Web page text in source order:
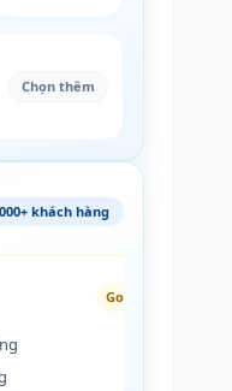
Chọn thêm
khách hàng
Gold